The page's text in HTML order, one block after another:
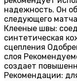
надежность. Он
следующего
Клееные швы:
синтетическая
сцепления
слоя
создает
Рекомендации: